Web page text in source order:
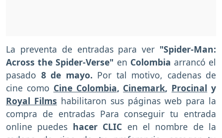
La preventa de entradas para ver "Spider-Man:
Across the Spider-Verse" en Colombia arrancó el
pasado 8 de mayo. Por tal motivo, cadenas de
cine como Cine Colombia, Cinemark, Procinal y
Royal Films habilitaron sus páginas web para la
compra de entradas Para conseguir tu entrada
online puedes hacer CLIC en el nombre de la